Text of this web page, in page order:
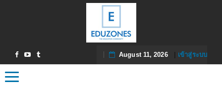
August 11, 2026| เข้าสู่ระบบ
Toggle navigation